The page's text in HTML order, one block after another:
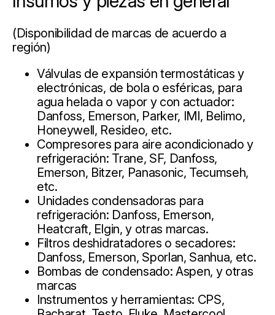
(Disponibilidad de marcas de acuerdo a
región)
Válvulas de expansión termostáticas y
electrónicas, de bola o esféricas, para
agua helada o vapor y con actuador:
Danfoss, Emerson, Parker, IMI, Belimo,
Honeywell, Resideo, etc.
Compresores para aire acondicionado y
refrigeración: Trane, SF, Danfoss,
Emerson, Bitzer, Panasonic, Tecumseh,
etc.
Unidades condensadoras para
refrigeración: Danfoss, Emerson,
Heatcraft, Elgin, y otras marcas.
Filtros deshidratadores o secadores:
Danfoss, Emerson, Sporlan, Sanhua, etc.
Bombas de condensado: Aspen, y otras
marcas
Instrumentos y herramientas: CPS,